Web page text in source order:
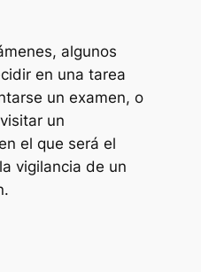
algunos
en una tarea
un examen, o
un
el que será el
vigilancia de un